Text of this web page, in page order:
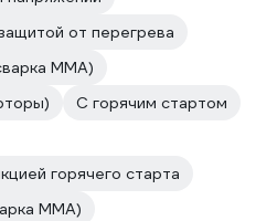
от перегрева
MMA)
С горячим стартом
горячего старта
MMA)